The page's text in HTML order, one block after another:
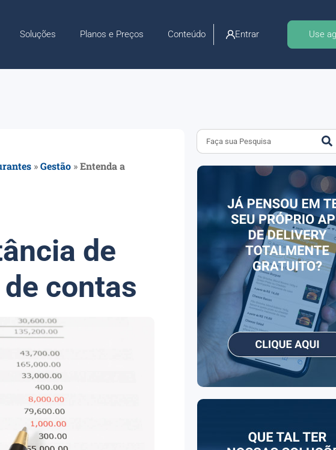
Soluções Planos e Preços Conteúdo Entrar Use
»Gestão »Entenda a
de
contas